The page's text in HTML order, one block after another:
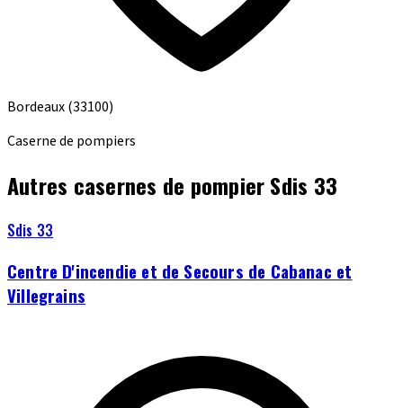
Bordeaux(33100)
Caserne de pompiers
Autres casernes de pompier Sdis 33
Sdis 33
Centre D'incendie et de Secours de Cabanac et
Villegrains